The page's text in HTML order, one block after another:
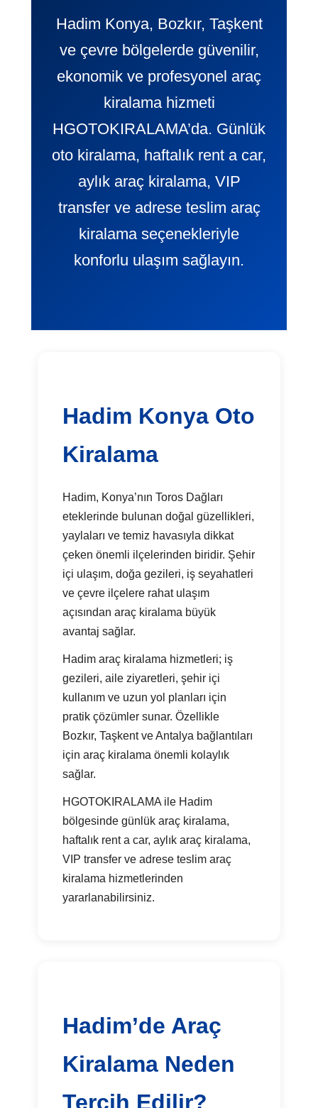
Hadim Konya, Bozkır, Taşkent
ve çevre bölgelerde güvenilir,
ekonomik ve profesyonel araç
kiralama hizmeti
HGOTOKIRALAMA’da. Günlük
oto kiralama, haftalık rent a car,
aylık araç kiralama, VIP
transfer ve adrese teslim araç
kiralama seçenekleriyle
konforlu ulaşım sağlayın.
Hadim Konya Oto
Kiralama
Hadim, Konya’nın Toros Dağları
eteklerinde bulunan doğal güzellikleri,
yaylaları ve temiz havasıyla dikkat
çeken önemli ilçelerinden biridir. Şehir
içi ulaşım, doğa gezileri, iş seyahatleri
ve çevre ilçelere rahat ulaşım
açısından araç kiralama büyük
avantaj sağlar.
Hadim araç kiralama hizmetleri; iş
gezileri, aile ziyaretleri, şehir içi
kullanım ve uzun yol planları için
pratik çözümler sunar. Özellikle
Bozkır, Taşkent ve Antalya bağlantıları
için araç kiralama önemli kolaylık
sağlar.
HGOTOKIRALAMA ile Hadim
bölgesinde günlük araç kiralama,
haftalık rent a car, aylık araç kiralama,
VIP transfer ve adrese teslim araç
kiralama hizmetlerinden
yararlanabilirsiniz.
Hadim’de Araç
Kiralama Neden
Tercih Edilir?